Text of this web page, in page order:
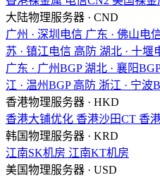
大陆物理服务器 · CND
广州 · 深圳电信 广东 · 佛山电
苏 · 镇江电信 高防 湖北 · 十堰
广东 · 广州BGP 湖北 · 襄阳BGP
江 · 温州BGP 高防 浙江 · 宁波
香港物理服务器 · HKD
香港大铺优化 香港沙田CT 香
韩国物理服务器 · KRD
江南SK机房 江南KT机房
美国物理服务器 · USD